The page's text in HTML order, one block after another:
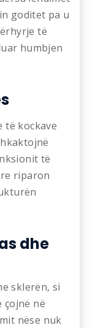
goditet pa u
të
humbjen
të kockave
të
riparon
dhe
sklerën, si
çojnë në
nëse nuk